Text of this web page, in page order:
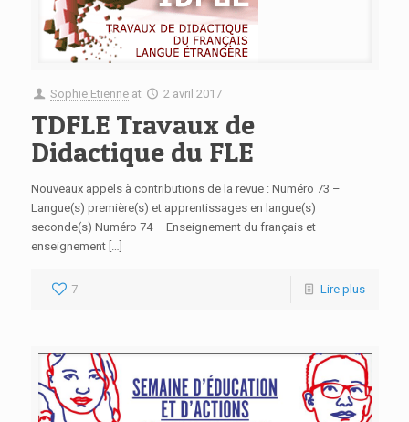
Sophie Etienne at 2 avril 2017
TDFLE Travaux de
Didactique du FLE
Nouveaux appels à contributions de la revue : Numéro 73 –
Langue(s) première(s) et apprentissages en langue(s)
seconde(s) Numéro 74 – Enseignement du français et
enseignement […]
7 Lire plus